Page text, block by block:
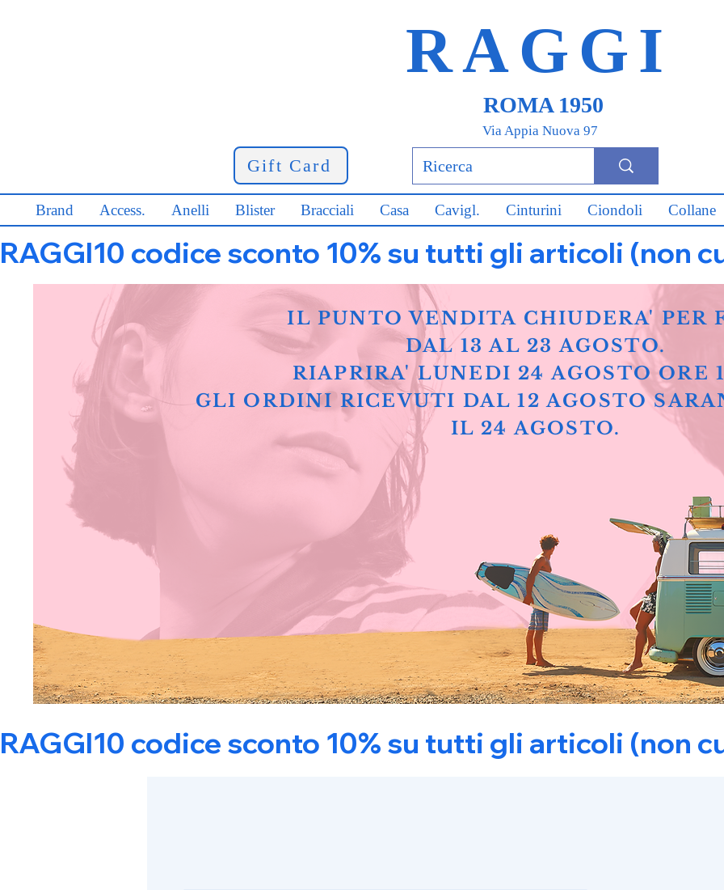
RAGGI
ROMA 1950
Via Appia Nuova 97
Gift Card
Brand Access. Anelli Blister Bracciali Casa Cavigl. Cinturini Ciondoli Collane
RAGGI10 codice sconto 10% su tutti gli articoli (non
IL PUNTO VENDITA CHIUDERA' PER
DAL 13 AL 23 AGOSTO.
RIAPRIRA' LUNEDI 24 AGOSTO ORE
GLI ORDINI RICEVUTI DAL 12 AGOSTO
IL 24 AGOSTO.
RAGGI10 codice sconto 10% su tutti gli articoli (non